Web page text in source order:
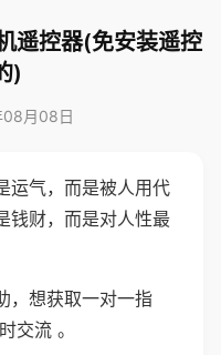
遥控器(免安装遥控
)
08月08日
运气，而是被人用代
钱财，而是对人性最
，想获取一对一指
交流 。